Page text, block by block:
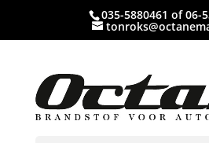
035-5880461 of 06-